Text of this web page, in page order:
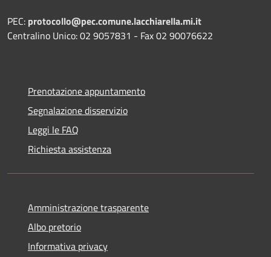
PEC: protocollo@pec.comune.lacchiarella.mi.it
Centralino Unico: 02 9057831 - Fax 02 90076622
Prenotazione appuntamento
Segnalazione disservizio
Leggi le FAQ
Richiesta assistenza
Amministrazione trasparente
Albo pretorio
Informativa privacy